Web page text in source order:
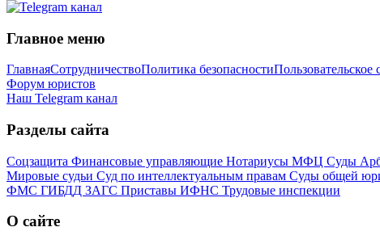
Главное меню
ГлавнаяСотрудничествоПолитика безопасностиПользовательское
Форум юристов
Наш Telegram канал
Разделы сайта
Соцзащита Финансовые управляющие Нотариусы МФЦ Суды
Мировые судьи Суд по интеллектуальным правам Суды общей
ФМС ГИБДД ЗАГС Приставы ИФНС Трудовые инспекции
О сайте